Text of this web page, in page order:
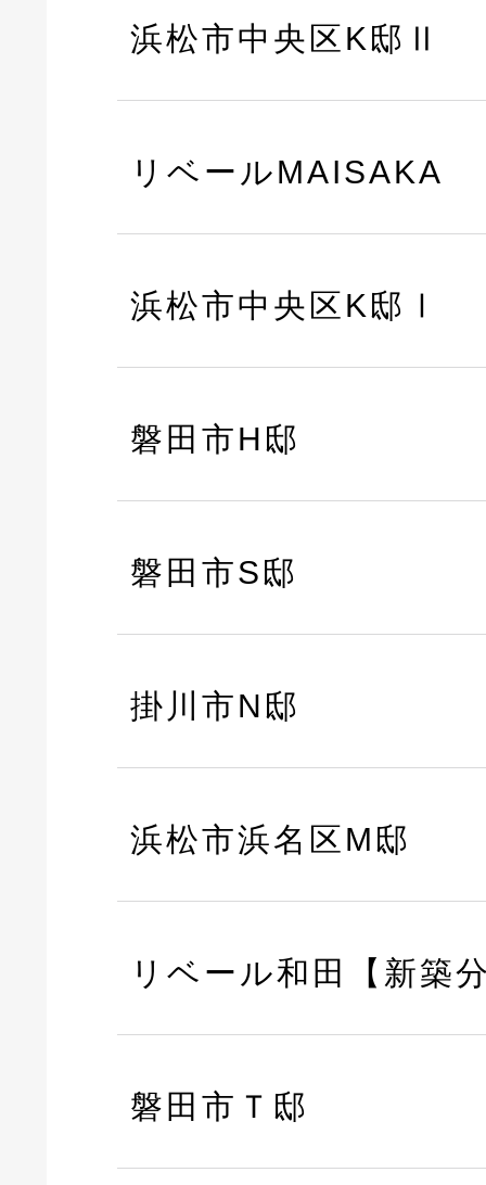
浜松市中央区K邸Ⅱ
リベールMAISAKA
浜松市中央区K邸Ⅰ
磐田市H邸
磐田市S邸
掛川市N邸
浜松市浜名区M邸
リベール和田【新築
磐田市Ｔ邸